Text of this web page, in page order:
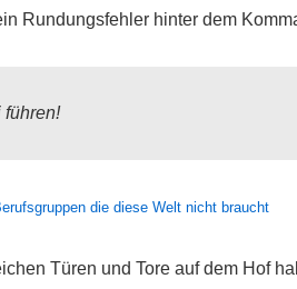
Rundungsfehler hinter dem
führen!
die diese Welt nicht braucht
Türen und Tore auf dem Hof